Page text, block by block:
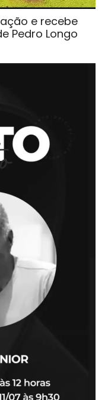
e recebe
Pedro Longo